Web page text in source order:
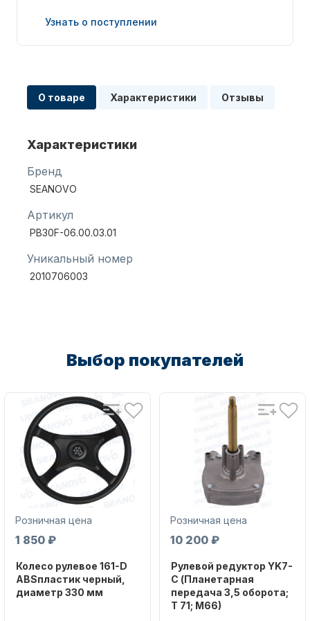
Запчасти для ПЛМ
Винты
Масла для лодочных моторов
Автохолодильник KYODA
Дистанционное управление
Узнать о поступлении
О товаре Характеристики Отзывы
Характеристики
Бренд
SEANOVO
Артикул
PB30F-06.00.03.01
Уникальный номер
2010706003
Выбор покупателей
Розничная цена
1 850 ₽
Колесо рулевое 161-D
ABSпластик черный,
диаметр 330 мм
Розничная цена
10 200 ₽
Рулевой редуктор YK7-
C (Планетарная
передача 3,5 оборота;
T 71; M66)